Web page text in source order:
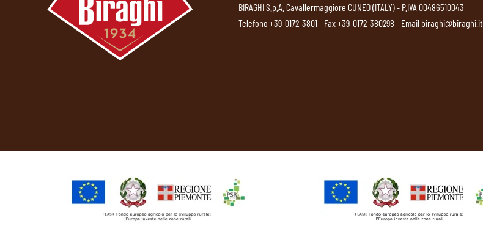
BIRAGHI S.p.A. Cavallermaggiore CUNEO (ITALY) - P.IVA 00486510043
Telefono +39-0172-3801- Fax +39-0172-380298 - Email biraghi@biraghi.it